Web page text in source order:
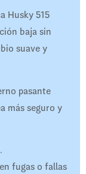
Husky 515
baja sin
suave y
pasante
más seguro y
fugas o fallas